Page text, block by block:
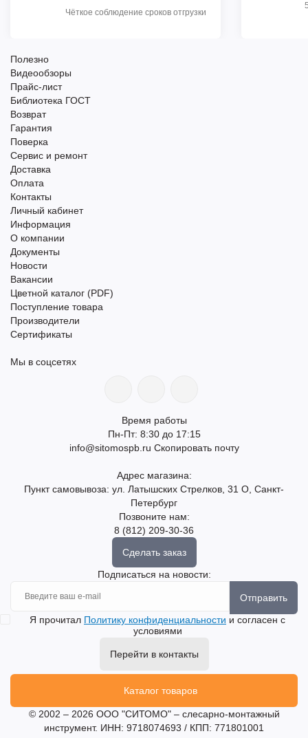
Чёткое соблюдение сроков отгрузки
Полезно
Видеообзоры
Прайс-лист
Библиотека ГОСТ
Возврат
Гарантия
Поверка
Сервис и ремонт
Доставка
Оплата
Контакты
Личный кабинет
Информация
О компании
Документы
Новости
Вакансии
Цветной каталог (PDF)
Поступление товара
Производители
Сертификаты
Мы в соцсетях
Время работы
Пн-Пт: 8:30 до 17:15
info@sitomospb.ru Скопировать почту
Адрес магазина:
Пункт самовывоза: ул. Латышских Стрелков, 31 О, Санкт-
Петербург
Позвоните нам:
8 (812) 209-30-36
Сделать заказ
Подписаться на новости:
Отправить
Я прочитал Политику конфиденциальности и согласен с
условиями
Перейти в контакты
Каталог товаров
© 2002 – 2026 ООО "СИТОМО" – слесарно-монтажный
инструмент. ИНН: 9718074693 / КПП: 771801001